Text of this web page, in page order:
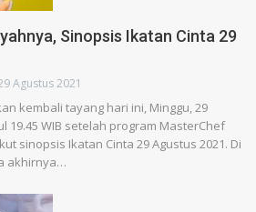
Sinopsis Ikatan Cinta 29
Agustus 2021
kembali tayang hari ini, Minggu, 29
19.45 WIB setelah program MasterChef
sinopsis Ikatan Cinta 29 Agustus 2021. Di
akhirnya…